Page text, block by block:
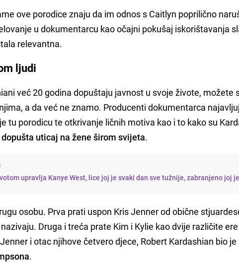
ove porodice znaju da im odnos s Caitlyn poprilično
u dokumentarcu kao očajni pokušaj iskorištavanja
relevantna.
ljudi
već 20 godina dopuštaju javnost u svoje živote, možete
a da već ne znamo. Producenti dokumentarca
tu porodicu te otkrivanje ličnih motiva kao i to kako su
uticaj na žene širom svijeta.
upravlja Kanye West, lice joj je svaki dan sve tužnije, zabranjeno joj
osobu. Prva prati uspon Kris Jenner od obične
Druga i treća prate Kim i Kylie kao dvije različite ere
i otac njihove četvero djece, Robert Kardashian bio
.